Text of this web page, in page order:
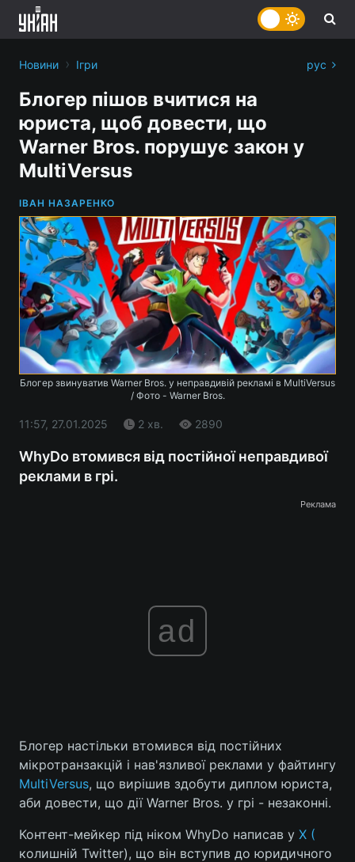
Головна Війна
Україна Політика
Економіка Світ
Новини › Ігри рус
Блогер пішов вчитися на
юриста, щоб довести, що
Warner Bros. порушує закон у
MultiVersus
ІВАН НАЗАРЕНКО
Блогер звинуватив Warner Bros. у неправдивій рекламі в MultiVersus
/ Фото - Warner Bros.
11:57, 27.01.2025 2 хв. 2890
WhyDo втомився від постійної неправдивої
реклами в грі.
Реклама
ad
Блогер настільки втомився від постійних
мікротранзакцій і нав'язливої реклами у файтингу
MultiVersus, що вирішив здобути диплом юриста,
аби довести, що дії Warner Bros. у грі - незаконні.
Контент-мейкер під ніком WhyDo написав у X (
колишній Twitter), що він вступив до юридичного